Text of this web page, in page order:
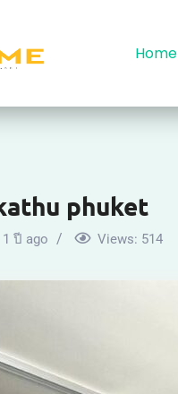
Home
phuket
1 ปี ago Views: 514